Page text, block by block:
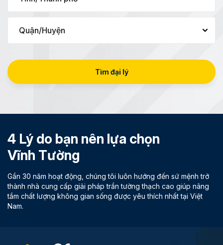
Tìm đại lý
4 Lý do bạn nên lựa chọn
Vĩnh Tường
Gần 30 năm hoạt động, chúng tôi luôn hướng đến sứ mệnh trở
thành nhà cung cấp giải pháp trần tường thạch cao giúp nâng
tầm chất lượng không gian sống được yêu thích nhất tại Việt
Nam.